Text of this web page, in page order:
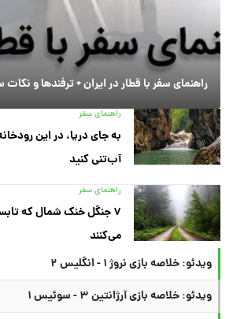
راهنمای سفر با قطار در ایران + ترفندها و
راهنمای سفر
به جای دریا، در این
آب‌تنی کنید
راهنمای سفر
۷ جنگل خنک شمال که
می‌کنند
ویدئو: خلاصه بازی نروژ ۱ - انگلیس ۲
ویدئو: خلاصه بازی آرژانتین ۳ - سوئیس ۱